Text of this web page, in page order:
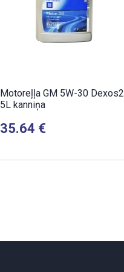
Motoreļļa GM 5W-30 Dexos2
5L kanniņa
35.64